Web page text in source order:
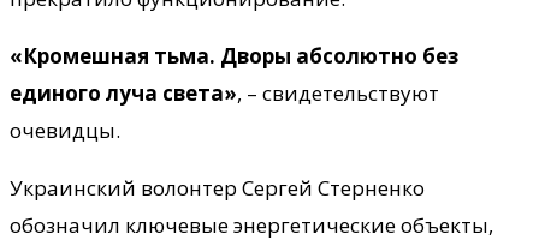
«Кромешная тьма. Дворы абсолютно без
единого луча света», – свидетельствуют
очевидцы.
Украинский волонтер Сергей Стерненко
обозначил ключевые энергетические объекты,